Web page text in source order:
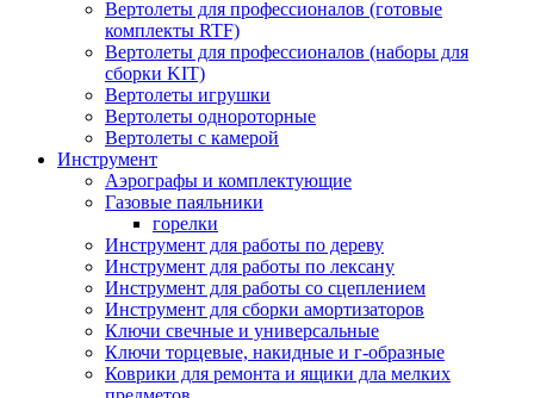
Вертолеты для профессионалов (готовые
комплекты RTF)
Вертолеты для профессионалов (наборы для
сборки KIT)
Вертолеты игрушки
Вертолеты однороторные
Вертолеты с камерой
Инструмент
Аэрографы и комплектующие
Газовые паяльники
горелки
Инструмент для работы по дереву
Инструмент для работы по лексану
Инструмент для работы со сцеплением
Инструмент для сборки амортизаторов
Ключи свечные и универсальные
Ключи торцевые, накидные и г-образные
Коврики для ремонта и ящики дла мелких